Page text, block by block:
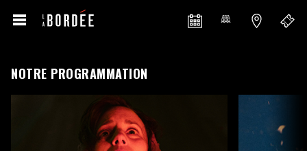
NOTRE PROGRAMMATION